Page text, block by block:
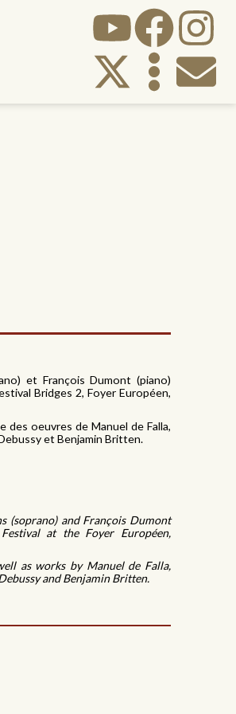
et François Dumont (piano)
Bridges 2, Foyer Européen,
des oeuvres de Manuel de Falla,
et Benjamin Britten.
(soprano) and François Dumont
at the Foyer Européen,
as works by Manuel de Falla,
and Benjamin Britten.